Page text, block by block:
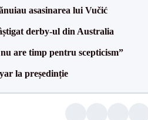
asasinarea lui Vučić
derby-ul din Australia
are timp pentru scepticism”
la președinție